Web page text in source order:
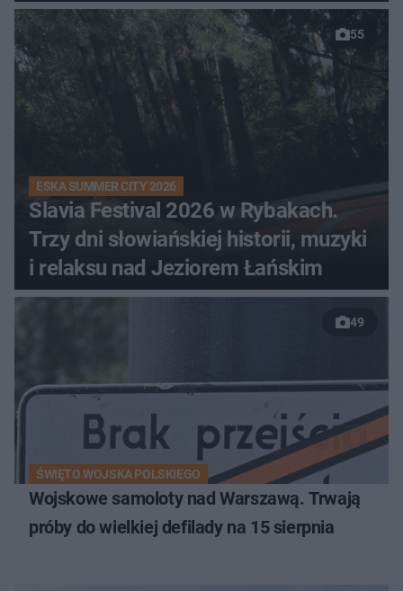
55
ESKA SUMMER CITY 2026
Slavia Festival 2026 w Rybakach.
Trzy dni słowiańskiej historii, muzyki
i relaksu nad Jeziorem Łańskim
49
ŚWIĘTO WOJSKA POLSKIEGO
Wojskowe samoloty nad Warszawą. Trwają
próby do wielkiej defilady na 15 sierpnia